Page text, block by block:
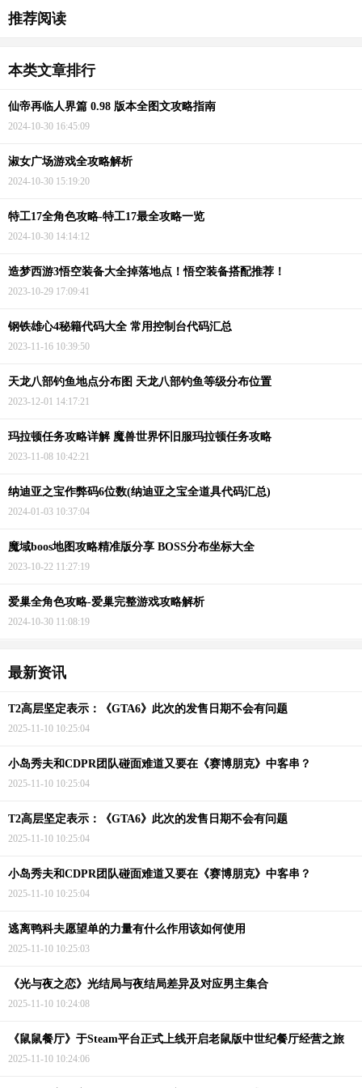
推荐阅读
本类文章排行
仙帝再临人界篇 0.98 版本全图文攻略指南
2024-10-30 16:45:09
淑女广场游戏全攻略解析
2024-10-30 15:19:20
特工17全角色攻略-特工17最全攻略一览
2024-10-30 14:14:12
造梦西游3悟空装备大全掉落地点！悟空装备搭配推荐！
2023-10-29 17:09:41
钢铁雄心4秘籍代码大全 常用控制台代码汇总
2023-11-16 10:39:50
天龙八部钓鱼地点分布图 天龙八部钓鱼等级分布位置
2023-12-01 14:17:21
玛拉顿任务攻略详解 魔兽世界怀旧服玛拉顿任务攻略
2023-11-08 10:42:21
纳迪亚之宝作弊码6位数(纳迪亚之宝全道具代码汇总)
2024-01-03 10:37:04
魔域boos地图攻略精准版分享 BOSS分布坐标大全
2023-10-22 11:27:19
爱巢全角色攻略-爱巢完整游戏攻略解析
2024-10-30 11:08:19
最新资讯
T2高层坚定表示：《GTA6》此次的发售日期不会有问题
2025-11-10 10:25:04
小岛秀夫和CDPR团队碰面难道又要在《赛博朋克》中客串？
2025-11-10 10:25:04
T2高层坚定表示：《GTA6》此次的发售日期不会有问题
2025-11-10 10:25:04
小岛秀夫和CDPR团队碰面难道又要在《赛博朋克》中客串？
2025-11-10 10:25:04
逃离鸭科夫愿望单的力量有什么作用该如何使用
2025-11-10 10:25:03
《光与夜之恋》光结局与夜结局差异及对应男主集合
2025-11-10 10:24:08
《鼠鼠餐厅》于Steam平台正式上线开启老鼠版中世纪餐厅经营之旅
2025-11-10 10:24:06